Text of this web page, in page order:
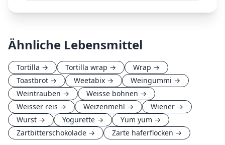
Ähnliche Lebensmittel
Tortilla → Tortilla wrap → Wrap →
Toastbrot → Weetabix → Weingummi →
Weintrauben → Weisse bohnen →
Weisser reis → Weizenmehl → Wiener →
Wurst → Yogurette → Yum yum →
Zartbitterschokolade → Zarte haferflocken →